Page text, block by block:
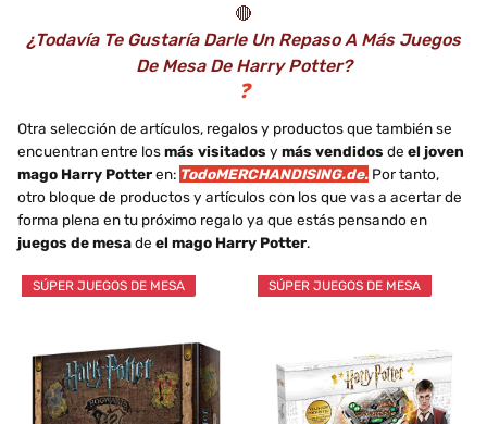
🔴
¿Todavía Te Gustaría Darle Un Repaso A Más Juegos
De Mesa De Harry Potter?
❓
Otra selección de artículos, regalos y productos que también se
encuentran entre losmás visitados y más vendidos de el joven
mago Harry Potteren: TodoMERCHANDISING.de. Por tanto,
otro bloque de productos y artículos con los que vas a acertar de
forma plena en tu próximo regalo ya que estás pensando en
juegos de mesade el mago Harry Potter.
SÚPER JUEGOS DE MESA SÚPER JUEGOS DE MESA